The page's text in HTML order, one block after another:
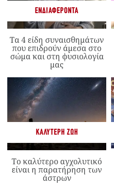
ΕΝΔΙΑΦΈΡΟΝΤΑ
Τα 4 είδη συναισθημάτων
που επιδρούν άμεσα στο
σώμα και στη φυσιολογία
μας
ΚΑΛΎΤΕΡΗ ΖΩΉ
Το καλύτερο αγχολυτικό
είναι η παρατήρηση των
άστρων